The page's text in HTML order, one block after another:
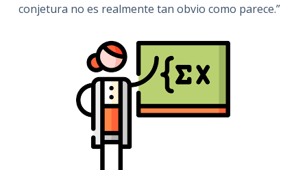
conjetura no es realmente tan obvio como parece.”